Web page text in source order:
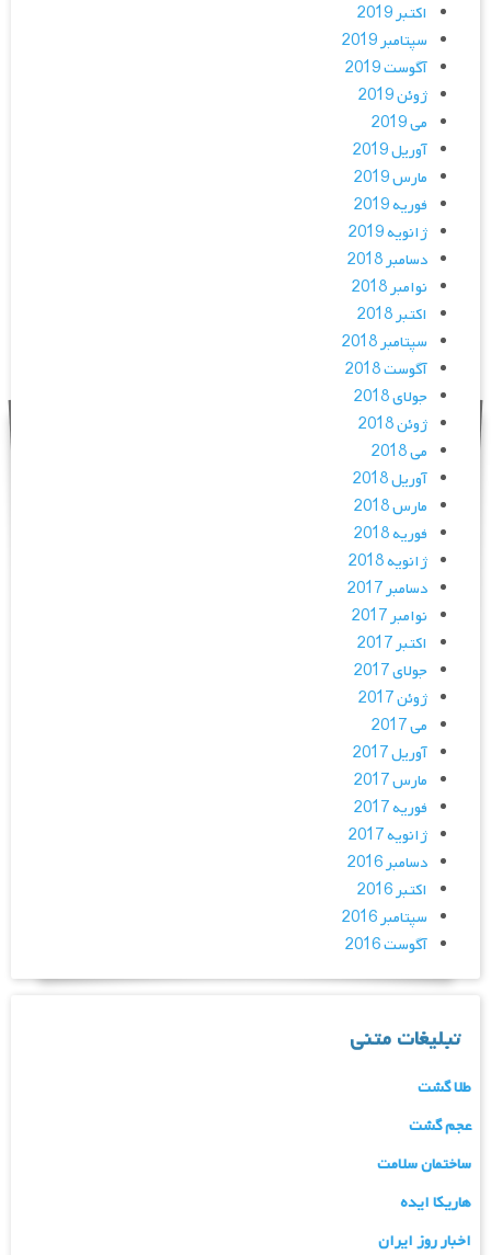
اکتبر 2019
سپتامبر 2019
آگوست 2019
ژوئن 2019
می 2019
آوریل 2019
مارس 2019
فوریه 2019
ژانویه 2019
دسامبر 2018
نوامبر 2018
اکتبر 2018
سپتامبر 2018
آگوست 2018
جولای 2018
ژوئن 2018
می 2018
آوریل 2018
مارس 2018
فوریه 2018
ژانویه 2018
دسامبر 2017
نوامبر 2017
اکتبر 2017
جولای 2017
ژوئن 2017
می 2017
آوریل 2017
مارس 2017
فوریه 2017
ژانویه 2017
دسامبر 2016
اکتبر 2016
سپتامبر 2016
آگوست 2016
تبلیغات متنی
طلا گشت
عجم گشت
ساختمان سلامت
هاریکا ایده
اخبار روز ایران